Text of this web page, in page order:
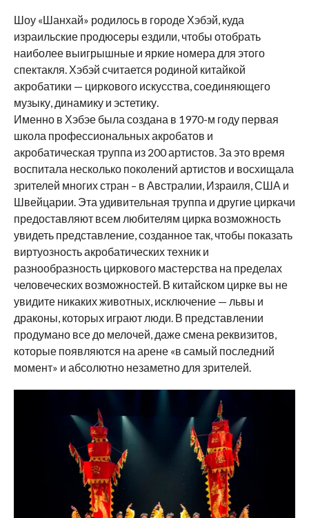
Шоу «Шанхай» родилось в городе Хэбэй, куда
израильские продюсеры ездили, чтобы отобрать
наиболее выигрышные и яркие номера для этого
спектакля. Хэбэй считается родиной китайкой
акробатики — циркового искусства, соединяющего
музыку, динамику и эстетику.
Именно в Хэбэе была создана в 1970-м году первая
школа профессиональных акробатов и
акробатическая труппа из 200 артистов. За это время
воспитала несколько поколений артистов и восхищала
зрителей многих стран – в Австралии, Израиля, США и
Швейцарии. Эта удивительная труппа и другие циркачи
предоставляют всем любителям цирка возможность
увидеть представление, созданное так, чтобы показать
виртуозность акробатических техник и
разнообразность циркового мастерства на пределах
человеческих возможностей. В китайском цирке вы не
увидите никаких животных, исключение — львы и
драконы, которых играют люди. В представлении
продумано все до мелочей, даже смена реквизитов,
которые появляются на арене «в самый последний
момент» и абсолютно незаметно для зрителей.